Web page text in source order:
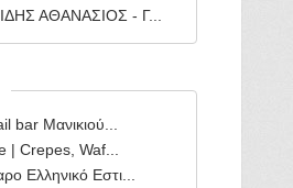
ΑΘΑΝΑΣΙΟΣ - Γ...
bar Μανικιού...
| Crepes, Waf...
Ελληνικό Εστι...